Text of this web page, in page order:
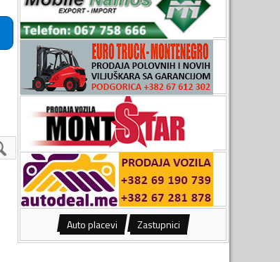
Auto placevi Zastupnici